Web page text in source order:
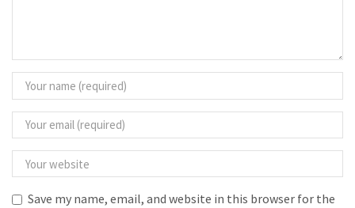
Save my name, email, and website in this browser for the